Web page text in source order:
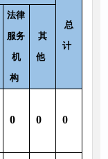
总
计
法律
服务
机
构
其
他
0 0 0